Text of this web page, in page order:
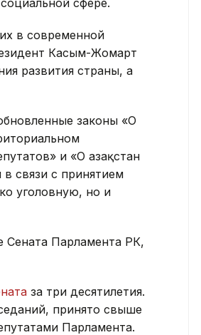
в современной
Касым-Жомарт
развития страны, а
законы «О
и «О Қазақстан
связи с принятием
уголовную, но и
Сената Парламента РК,
за три десятилетия.
принято свыше
Парламента.